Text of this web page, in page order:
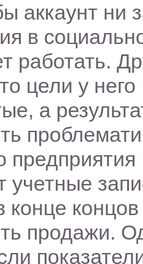
аккаунт ни
в
работать.
цели у него
а
предприятия
учетные
конце концов
продажи.